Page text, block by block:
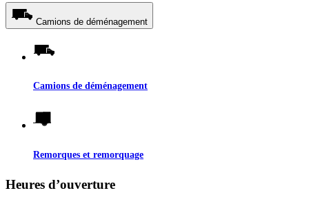
Camions de déménagement
Camions de déménagement
Remorques et remorquage
Heures d’ouverture